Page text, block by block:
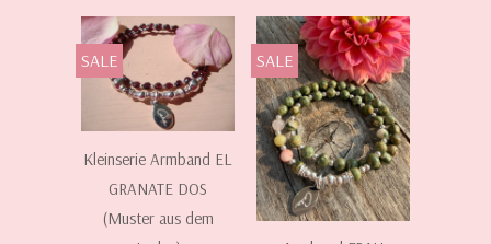
SALE
Kleinserie Armband EL
GRANATE DOS
(Muster aus dem
SALE